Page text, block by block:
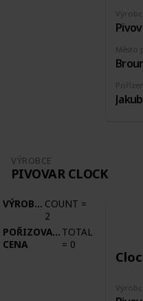
Výrobce
Město
VÝROBCE
PIVOVAR CLOCK
VÝROBCE COUNT =
2
POŘIZOVACÍ
CENA
TOTAL
= 0
Výrobce